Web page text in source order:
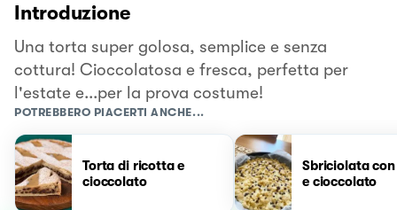
Introduzione
Una torta super golosa, semplice e senza
cottura! Cioccolatosa e fresca, perfetta per
l'estate e...per la prova costume!
POTREBBERO PIACERTI ANCHE...
Torta di ricotta e
cioccolato
Sbriciolata
e cioccolato